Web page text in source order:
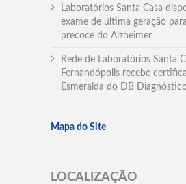
Laboratórios Santa Casa
exame de última geração
precoce do Alzheimer
Rede de Laboratórios Santa
Fernandópolis recebe
Esmeralda do DB
Mapa do Site
LOCALIZAÇÃO